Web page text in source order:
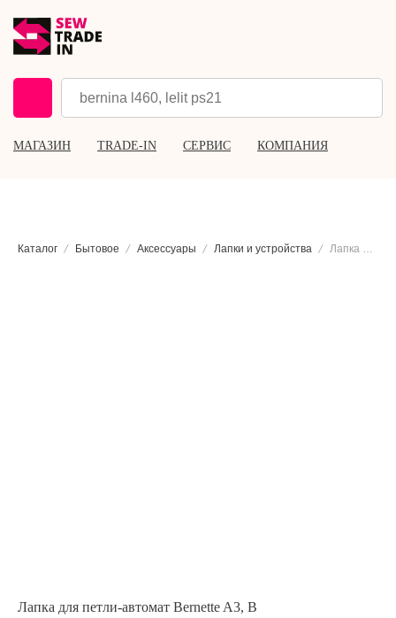
МАГАЗИН TRADE-IN СЕРВИС КОМПАНИЯ
Каталог Бытовое Аксессуары Лапки и устройства
Лапка для петли-автомат Bernette A3, B